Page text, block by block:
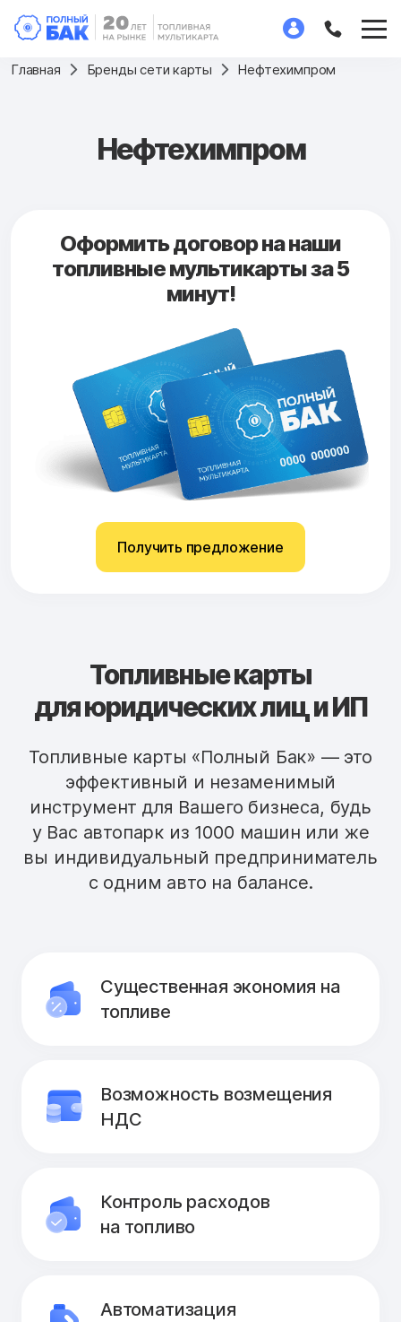
Главная Бренды сети карты Нефтехимпром
Нефтехимпром
Оформить договор на наши
топливные мультикарты за 5
минут!
Получить предложение
Топливные карты
для юридических лиц и ИП
Топливные карты «Полный Бак» — это
эффективный и незаменимый
инструмент для Вашего бизнеса, будь
у Вас автопарк из 1000 машин или же
вы индивидуальный предприниматель
с одним авто на балансе.
Существенная экономия на
топливе
Возможность возмещения
НДС
Контроль расходов
на топливо
Автоматизация